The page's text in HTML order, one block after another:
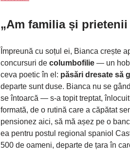
„Am familia și prietenii
Împreună cu soțul ei, Bianca crește
concursuri de columbofilie — un
ceva poetic în el: păsări dresate să
departe sunt duse. Bianca nu se
se întoarcă — s-a topit treptat,
formată, de o rutină care a căpătat
pensionez aici, să mă așez pe o
ea pentru postul regional spaniol
500 de oameni, departe de țara în